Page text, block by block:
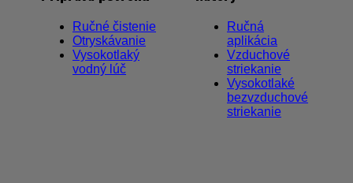
Ručné čistenie
Otryskávanie
Vysokotlaký
vodný lúč
Ručná
aplikácia
Vzduchové
striekanie
Vysokotlaké
bezvzduchové
striekanie